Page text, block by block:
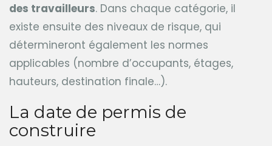
des travailleurs. Dans chaque catégorie, il
existe ensuite des niveaux de risque, qui
détermineront également les normes
applicables (nombre d’occupants, étages,
hauteurs, destination finale…).
La date de permis de
construire